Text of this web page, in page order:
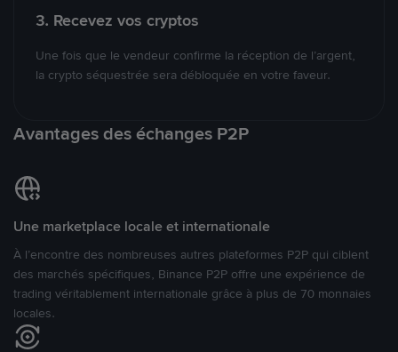
3. Recevez vos cryptos
Une fois que le vendeur confirme la réception de l’argent,
la crypto séquestrée sera débloquée en votre faveur.
Avantages des échanges P2P
Une marketplace locale et internationale
À l’encontre des nombreuses autres plateformes P2P qui ciblent
des marchés spécifiques, Binance P2P offre une expérience de
trading véritablement internationale grâce à plus de 70 monnaies
locales.